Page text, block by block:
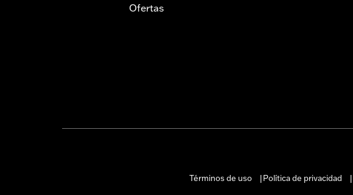
Ofertas
Términos de uso
Política de privacidad